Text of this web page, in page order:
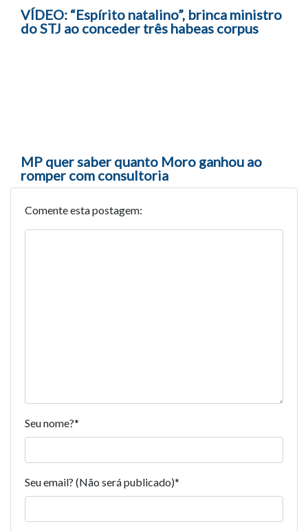
VÍDEO: “Espírito natalino”, brinca ministro
do STJ ao conceder três habeas corpus
MP quer saber quanto Moro ganhou ao
romper com consultoria
Comente esta postagem:
Seu nome?*
Seu email? (Não será publicado)*